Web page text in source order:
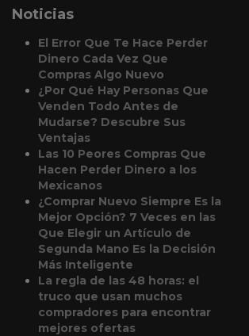
Noticias
El Error Que Te Hace Perder
Dinero Cada Vez Que
Compras Algo Nuevo
¿Por Qué Hay Personas Que
Venden Todo Antes de
Mudarse? Descubre Sus
Ventajas
Las 10 Peores Compras Que
Hacen Perder Dinero a los
Mexicanos
¿Comprar Nuevo Siempre Es la
Mejor Opción? 7 Veces en las
Que Elegir un Artículo de
Segunda Mano Es la Decisión
Más Inteligente
La regla de las 48 horas: el
truco que usan muchos
compradores para encontrar
mejores ofertas